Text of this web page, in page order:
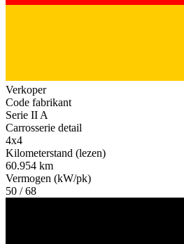
Verkoper
Code fabrikant
Serie II A
Carrosserie detail
4x4
Kilometerstand (lezen)
60.954 km
Vermogen (kW/pk)
50 / 68